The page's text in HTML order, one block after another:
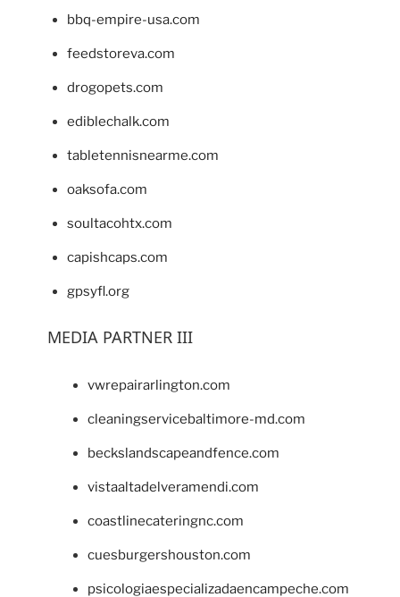
bbq-empire-usa.com
feedstoreva.com
drogopets.com
ediblechalk.com
tabletennisnearme.com
oaksofa.com
soultacohtx.com
capishcaps.com
gpsyfl.org
MEDIA PARTNER III
vwrepairarlington.com
cleaningservicebaltimore-md.com
beckslandscapeandfence.com
vistaaltadelveramendi.com
coastlinecateringnc.com
cuesburgershouston.com
psicologiaespecializadaencampeche.com